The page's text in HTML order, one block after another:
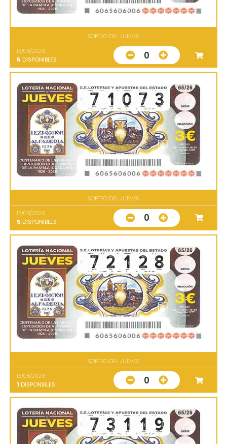
SORTEO DEL JUEVES
13/08/2026
5 DISPONIBLES 0
SORTEO DEL JUEVES
13/08/2026
5 DISPONIBLES 0
SORTEO DEL JUEVES
13/08/2026
1 DISPONIBLES 0